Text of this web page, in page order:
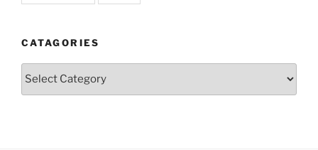
CATAGORIES
Catagories